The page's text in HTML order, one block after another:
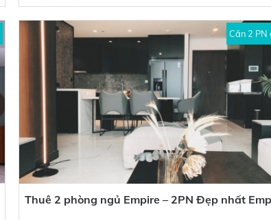
Căn 2 PN
Thuê 2 phòng ngủ Empire – 2PN Đẹp nhất